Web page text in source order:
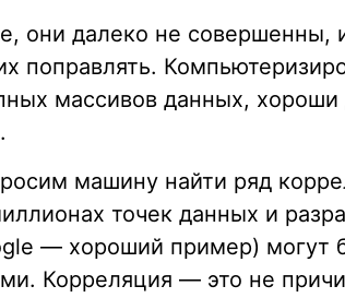
они далеко не совершенны,
поправлять.
массивов данных, хороши
машину найти ряд
точек данных и
— хороший пример) могут
Корреляция — это не